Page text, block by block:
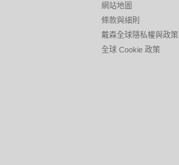
網站地圖
條款與細則
戴森全球隱私權與政策
全球 Cookie 政策